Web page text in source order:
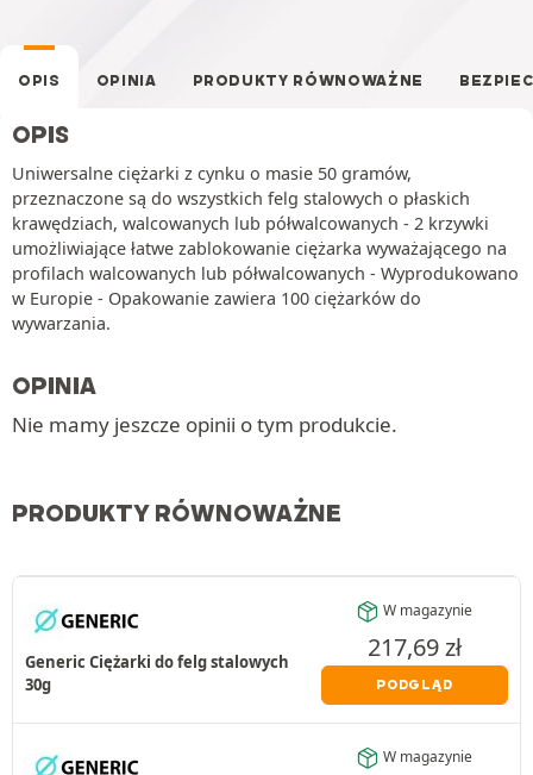
OPIS OPINIA PRODUKTY RÓWNOWAŻNE
OPIS
Uniwersalne ciężarki z cynku o masie 50 gramów,
przeznaczone są do wszystkich felg stalowych o płaskich
krawędziach, walcowanych lub półwalcowanych - 2 krzywki
umożliwiające łatwe zablokowanie ciężarka wyważającego na
profilach walcowanych lub półwalcowanych - Wyprodukowano
w Europie - Opakowanie zawiera 100 ciężarków do
wywarzania.
OPINIA
Nie mamy jeszcze opinii o tym produkcie.
PRODUKTY RÓWNOWAŻNE
Generic Ciężarki do felg stalowych
30g
W magazynie
217,69zł
PODGLĄD
W magazynie